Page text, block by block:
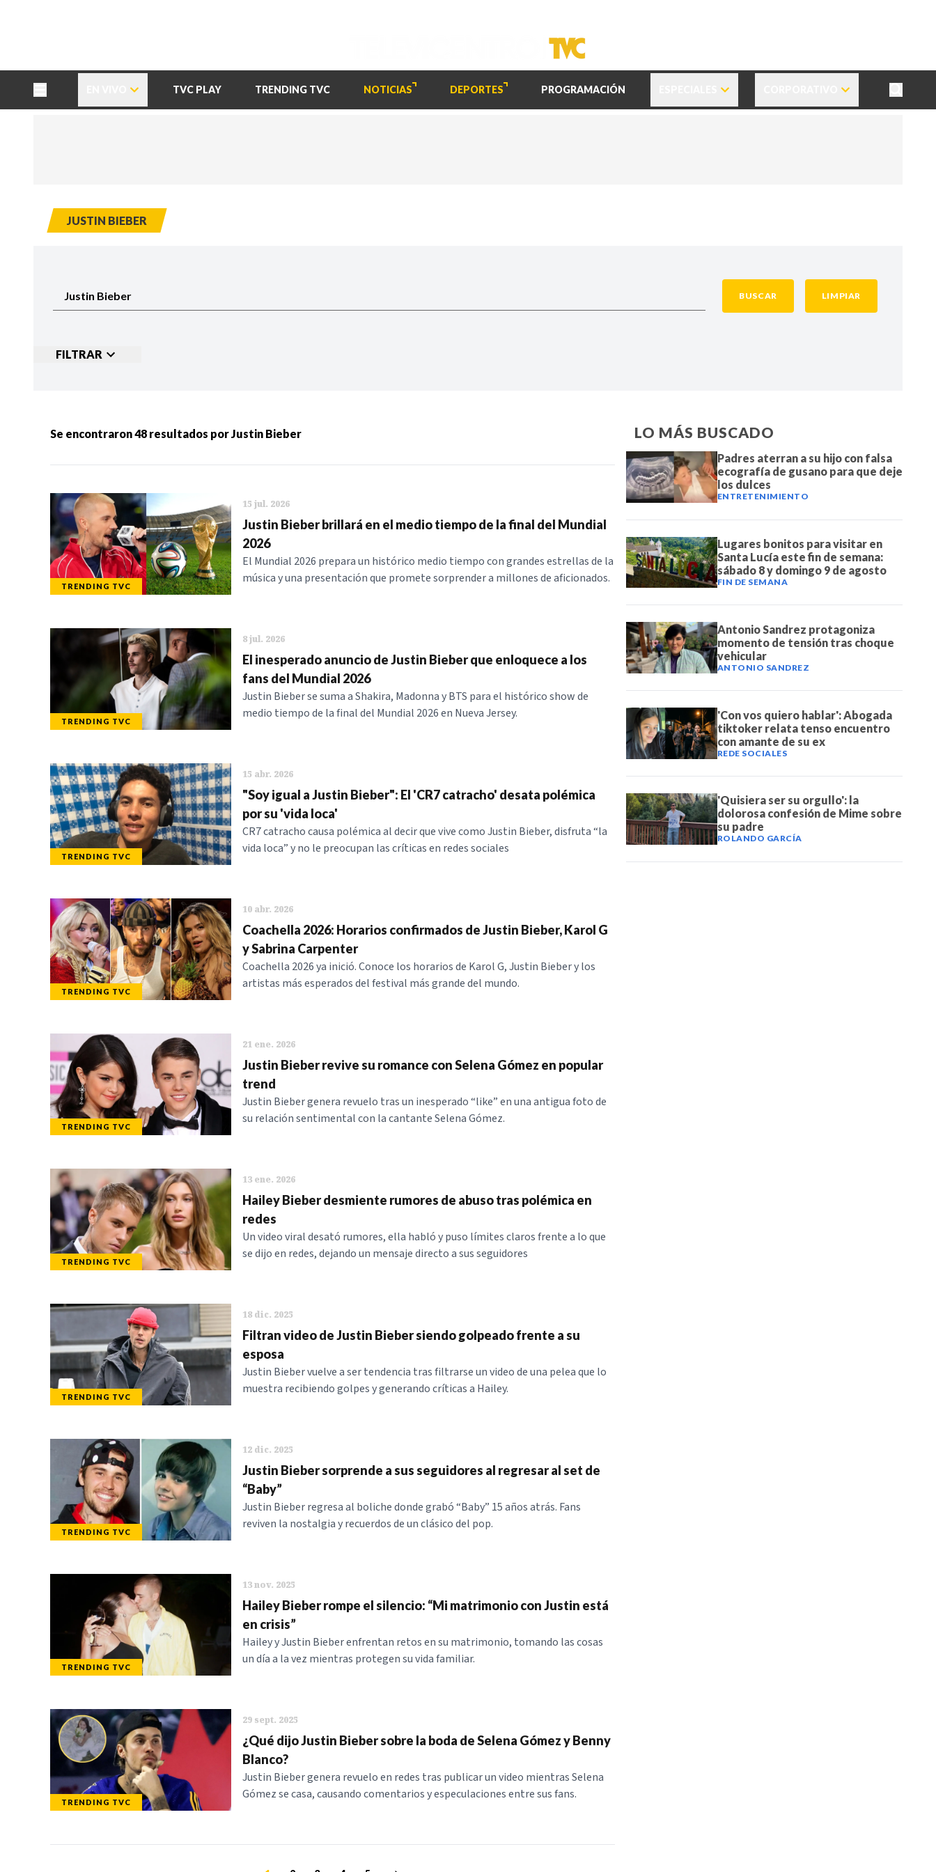
TVC PLAY TRENDING TVC NOTICIAS DEPORTES PROGRAMACIÓN
JUSTIN BIEBER
BUSCAR LIMPIAR
FILTRAR
Categorias: NOTICIAS SERIES
Se encontraron48 resultados porJustin Bieber
TRENDING TVC
15 jul. 2026
Justin Bieber brillará en el medio tiempo de la final del Mundial
2026
El Mundial 2026 prepara un histórico medio tiempo con grandes estrellas de la
música y una presentación que promete sorprender a millones de aficionados.
TRENDING TVC
8 jul. 2026
El inesperado anuncio de Justin Bieber que enloquece a los
fans del Mundial 2026
Justin Bieber se suma a Shakira, Madonna y BTS para el histórico show de
medio tiempo de la final del Mundial 2026 en Nueva Jersey.
TRENDING TVC
15 abr. 2026
"Soy igual a Justin Bieber": El 'CR7 catracho' desata polémica
por su 'vida loca'
CR7 catracho causa polémica al decir que vive como Justin Bieber, disfruta “la
vida loca” y no le preocupan las críticas en redes sociales
TRENDING TVC
10 abr. 2026
Coachella 2026: Horarios confirmados de Justin Bieber, Karol G
y Sabrina Carpenter
Coachella 2026 ya inició. Conoce los horarios de Karol G, Justin Bieber y los
artistas más esperados del festival más grande del mundo.
TRENDING TVC
21 ene. 2026
Justin Bieber revive su romance con Selena Gómez en popular
trend
Justin Bieber genera revuelo tras un inesperado “like” en una antigua foto de
su relación sentimental con la cantante Selena Gómez.
TRENDING TVC
13 ene. 2026
Hailey Bieber desmiente rumores de abuso tras polémica en
redes
Un video viral desató rumores, ella habló y puso límites claros frente a lo que
se dijo en redes, dejando un mensaje directo a sus seguidores
TRENDING TVC
18 dic. 2025
Filtran video de Justin Bieber siendo golpeado frente a su
esposa
Justin Bieber vuelve a ser tendencia tras filtrarse un video de una pelea que lo
muestra recibiendo golpes y generando críticas a Hailey.
TRENDING TVC
12 dic. 2025
Justin Bieber sorprende a sus seguidores al regresar al set de
“Baby”
Justin Bieber regresa al boliche donde grabó “Baby” 15 años atrás. Fans
reviven la nostalgia y recuerdos de un clásico del pop.
TRENDING TVC
13 nov. 2025
Hailey Bieber rompe el silencio: “Mi matrimonio con Justin está
en crisis”
Hailey y Justin Bieber enfrentan retos en su matrimonio, tomando las cosas
un día a la vez mientras protegen su vida familiar.
TRENDING TVC
29 sept. 2025
¿Qué dijo Justin Bieber sobre la boda de Selena Gómez y Benny
Blanco?
Justin Bieber genera revuelo en redes tras publicar un video mientras Selena
Gómez se casa, causando comentarios y especulaciones entre sus fans.
LO MÁS BUSCADO
Padres aterran a su hijo con falsa
ecografía de gusano para que deje
los dulces
ENTRETENIMIENTO
Lugares bonitos para visitar en
Santa Lucía este fin de semana:
sábado 8 y domingo 9 de agosto
FIN DE SEMANA
Antonio Sandrez protagoniza
momento de tensión tras choque
vehicular
ANTONIO SANDREZ
'Con vos quiero hablar': Abogada
tiktoker relata tenso encuentro
con amante de su ex
REDE SOCIALES
'Quisiera ser su orgullo': la
dolorosa confesión de Mime sobre
su padre
ROLANDO GARCÍA